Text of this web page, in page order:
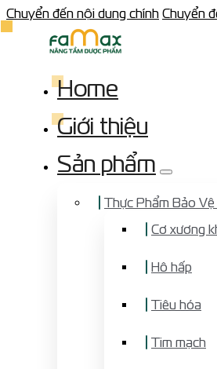
Chuyển đến nội dung chính Chuyển
Home
Giới thiệu
Sản phẩm
Thực Phẩm Bảo
Cơ xương
Hô hấp
Tiêu hóa
Tim mạch